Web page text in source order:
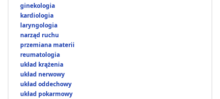
ginekologia
kardiologia
laryngologia
narząd ruchu
przemiana materii
reumatologia
układ krążenia
układ nerwowy
układ oddechowy
układ pokarmowy